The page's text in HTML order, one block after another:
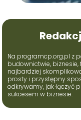
Na programcp.org.pl z
budownictwie, biznesie,
najbardziej
prosty i przystępny
odkrywamy, jak łączyć
sukcesem w biznesie.